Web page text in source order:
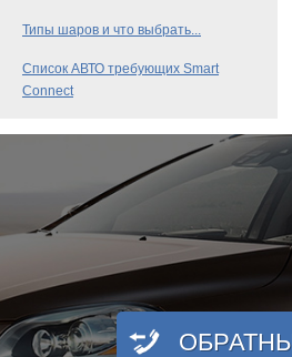
Типы шаров и что выбрать...
Список АВТО требующих Smart
Connect